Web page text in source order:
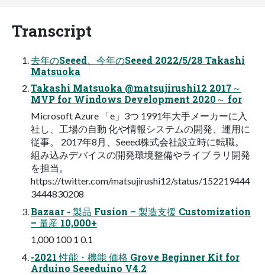
Transcript
去年のSeeed、今年のSeeed 2022/5/28 Takashi
Matsuoka
Takashi Matsuoka @matsujirushi12 2017～
MVP for Windows Development 2020～ for
Microsoft Azure 「e」3つ 1991年大手メーカーに入
社し、工場の自動 化や情報システムの開発、運用に
従事。 2017年8月、Seeed株式会社設立時に転職。
組み込みデバイスの開発環境整備やライブ ラリ開発
を担当。
https://twitter.com/matsujirushi12/status/152219444
3444830208
Bazaar - 製品 Fusion – 製造支援 Customization
– 量産 10,000+
1,000 100 1 0.1
-2021 性能・機能 価格 Grove Beginner Kit for
Arduino Seeeduino V4.2